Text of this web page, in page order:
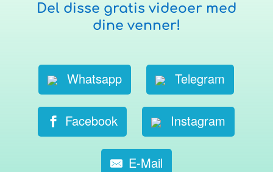
Del disse gratis videoer med
dine venner!
Whatsapp Telegram
Facebook Instagram
E-Mail